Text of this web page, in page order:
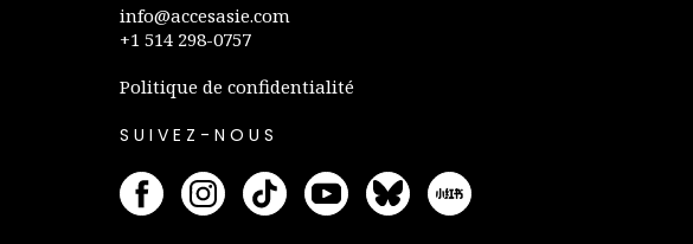
info@accesasie.com
+1 514 298-0757
Politique de confidentialité
SUIVEZ-NOUS